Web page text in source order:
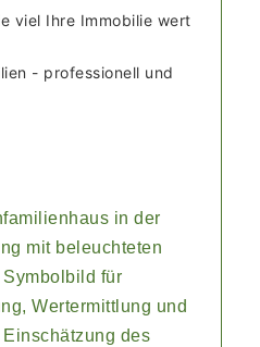
viel Ihre Immobilie wert
- professionell und